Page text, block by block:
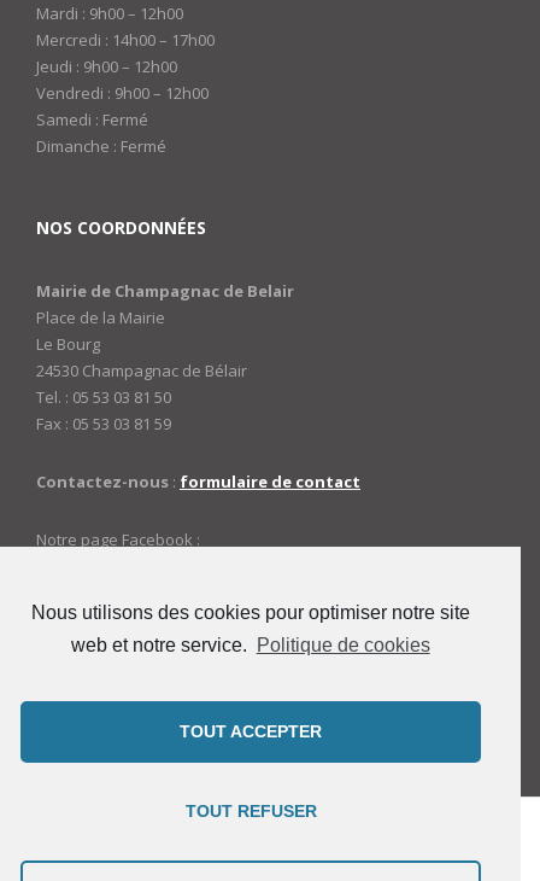
Nous utilisons des cookies pour optimiser notre site
web et notre service.
Politique de cookies
TOUT ACCEPTER
TOUT REFUSER
Mardi : 9h00 – 12h00
Mercredi : 14h00 – 17h00
Jeudi : 9h00 – 12h00
Vendredi : 9h00 – 12h00
Samedi : Fermé
Dimanche : Fermé
NOS COORDONNÉES
Mairie de Champagnac de Belair
Place de la Mairie
Le Bourg
24530 Champagnac de Bélair
Tel. : 05 53 03 81 50
Fax : 05 53 03 81 59
Contactez-nous : formulaire de contact
Notre page Facebook :
ACCES ADMINISTRATEURS